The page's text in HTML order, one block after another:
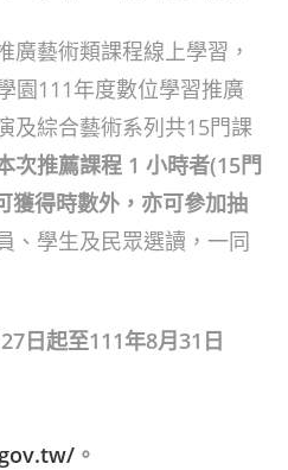
廣藝術類課程線上學習，
園111年度數位學習推廣
及綜合藝術系列共15門課
次推薦課程 1 小時者(15門
獲得時數外，亦可參加抽
、學生及民眾選讀，一同
日起至111年8月31日
。